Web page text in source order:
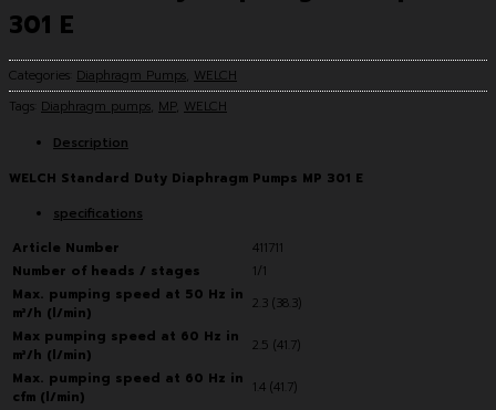
301 E
Categories: Diaphragm Pumps, WELCH
Tags: Diaphragm pumps, MP, WELCH
Description
WELCH Standard Duty Diaphragm Pumps MP 301 E
specifications
Article Number
411711
Number of heads / stages
1/1
Max. pumping speed at 50 Hz in
m³/h (l/min)
2.3 (38.3)
Max pumping speed at 60 Hz in
m³/h (l/min)
2.5 (41.7)
Max. pumping speed at 60 Hz in
cfm (l/min)
1.4 (41.7)